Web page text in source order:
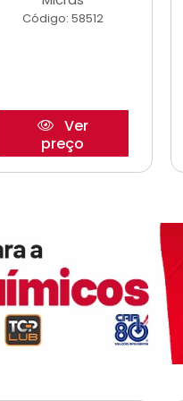
Código: 58512
Ver
preço